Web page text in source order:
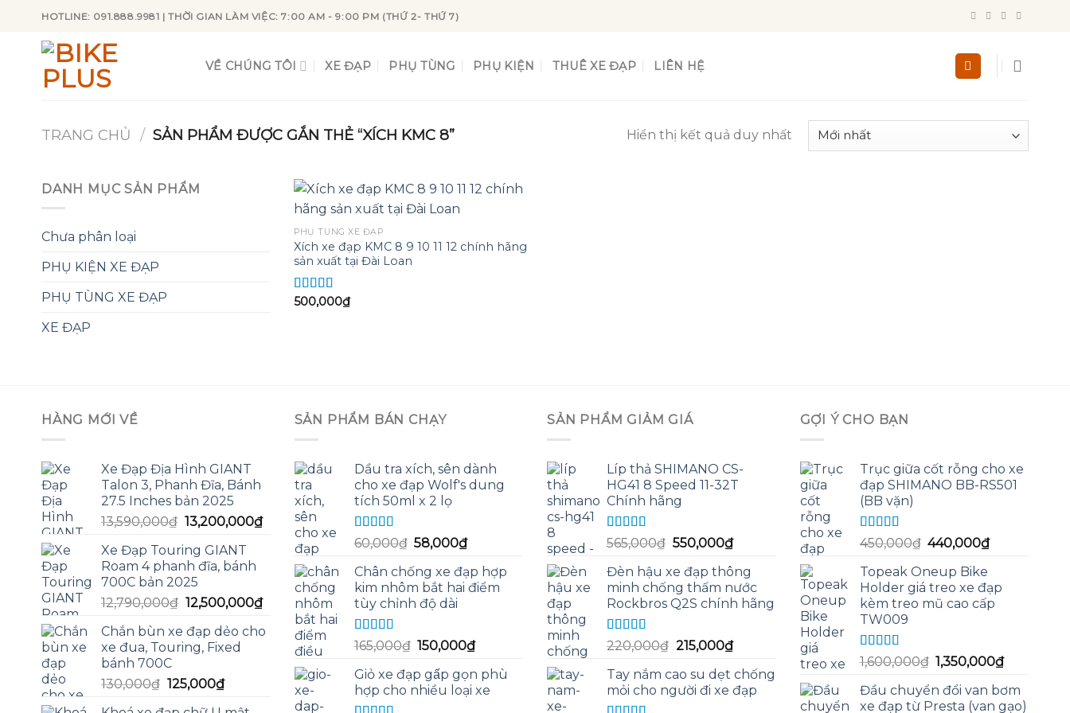
content
HOTLINE: 091.888.9981 | THỜI GIAN LÀM VIỆC: 7:00 AM - 9:00 PM (THỨ 2- THỨ 7)
VỀ CHÚNG TÔI XE ĐẠP PHỤ TÙNG PHỤ KIỆN THUÊ XE ĐẠP LIÊN HỆ
TRANG CHỦ / SẢN PHẨM ĐƯỢC GẮN THẺ “XÍCH KMC 8” Hiển thị kết quả duy nhất
DANH MỤC SẢN PHẨM
Chưa phân loại
PHỤ KIỆN XE ĐẠP
PHỤ TÙNG XE ĐẠP
XE ĐẠP
Add to
PHỤ TÙNG XE ĐẠP
Xích xe đạp KMC 8 9 10 11 12 chính hãng
sản xuất tại Đài Loan
Được xếp
500,000₫
HÀNG MỚI VỀ
Xe Đạp Địa Hình GIANT
Talon 3, Phanh Đĩa, Bánh
27.5 Inches bản 2025
13,590,000₫ Giá
là:
13,590,000₫.
13,200,000₫Giá
13,200,000₫.
Xe Đạp Touring GIANT
Roam 4 phanh đĩa, bánh
700C bản 2025
12,790,000₫ Giá
là:
12,790,000₫.
12,500,000₫Giá
tại
12,500,000₫.
Chắn bùn xe đạp dẻo cho
xe đua, Touring, Fixed
bánh 700C
130,000₫ Giá
125,000₫Giá
SẢN PHẨM BÁN CHẠY
Dầu tra xích, sên dành
cho xe đạp Wolf's dung
tích 50ml x 2 lọ
Được xếp
hạng
5.005
sao
60,000₫ Giá
là:
60,000₫.
58,000₫Giá
tại
là:
Chân chống xe đạp hợp
kim nhôm bắt hai điểm
tùy chỉnh độ dài
Được xếp
hạng
5.005
sao
165,000₫ Giá
là:
165,000₫.
150,000₫Giá
tại
là:
Giỏ xe đạp gấp gọn phù
hợp cho nhiều loại xe
SẢN PHẨM GIẢM GIÁ
Líp thả SHIMANO CS-
HG41 8 Speed 11-32T
Chính hãng
Được xếp
hạng
5
sao
565,000₫ Giá
là:
565,000₫.
550,000₫Giá
tại
là:
550,000₫.
Đèn hậu xe đạp thông
minh chống thấm nước
Rockbros Q2S chính hãng
Được xếp
hạng
5
sao
220,000₫ Giá
là:
220,000₫.
215,000₫Giá
tại
là:
Tay nắm cao su dẹt chống
mỏi cho người đi xe đạp
GỢI Ý CHO BẠN
Trục giữa cốt rỗng cho xe
đạp SHIMANO BB-RS501
(BB vặn)
Được xếp
hạng
5
sao
450,000₫ Giá
là:
450,000₫.
440,000₫Giá
là:
440,000₫.
Topeak Oneup Bike
Holder giá treo xe đạp
kèm treo mũ cao cấp
TW009
Được xếp
hạng
5.00
sao
1,600,000₫ Giá
là:
1,350,000₫Giá
tại
Đầu chuyển đổi van bơm
xe đạp từ Presta (van gạo)